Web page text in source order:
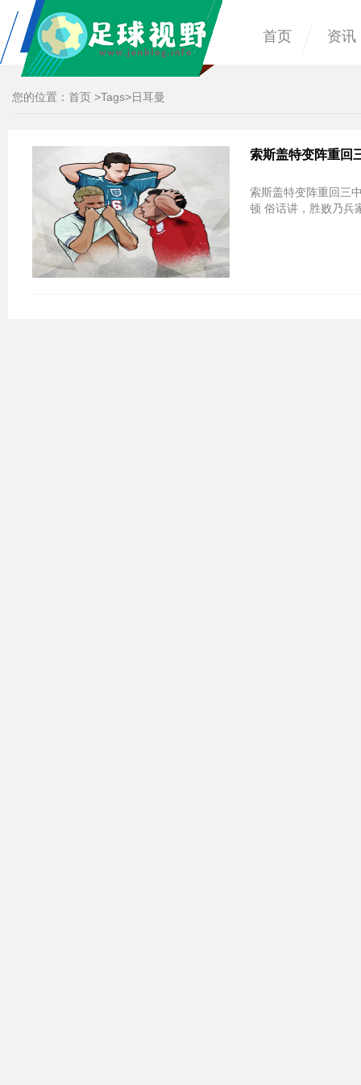
首页 资讯
您的位置： 首页 >Tags>日耳曼
索斯盖特变阵重回
索斯盖特变阵重回三
顿 俗话讲，胜败乃兵